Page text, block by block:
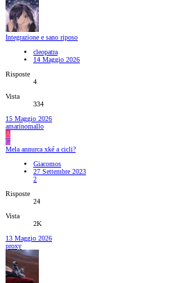
Integrazione e sano riposo
cleopatra
14 Maggio 2026
Risposte
4
Vista
334
15 Maggio 2026
amarinomallo
A
G
Mela annurca xké a cicli?
Giacomos
27 Settembre 2023
2
Risposte
24
Vista
2K
13 Maggio 2026
proxy